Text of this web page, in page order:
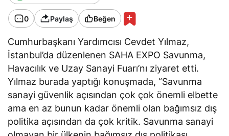
0 Paylaş Beğen
Cumhurbaşkanı Yardımcısı Cevdet Yılmaz,
İstanbul’da düzenlenen SAHA EXPO Savunma,
Havacılık ve Uzay Sanayi Fuarı’nı ziyaret etti.
Yılmaz burada yaptığı konuşmada, “Savunma
sanayi güvenlik açısından çok çok önemli elbette
ama en az bunun kadar önemli olan bağımsız dış
politika açısından da çok kritik. Savunma sanayi